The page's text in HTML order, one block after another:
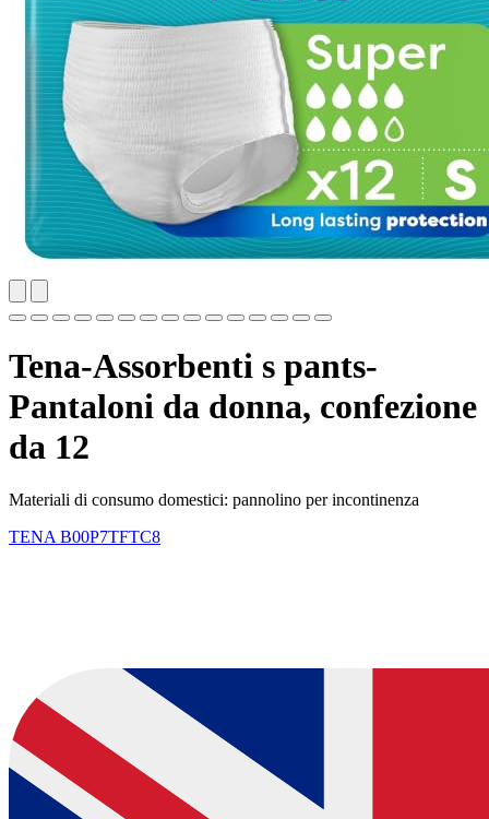
Tena-Assorbenti s pants-
Pantaloni da donna, confezione
da 12
Materiali di consumo domestici: pannolino per incontinenza
TENA B00P7TFTC8